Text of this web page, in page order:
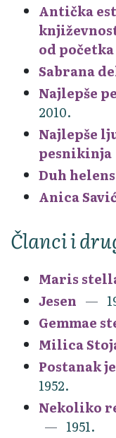
Antička
od
Sabrana
Najlepše
2010.
Najlepše
pesnikinja
Duh
Anica
Članci i
Maris
Jesen
Gemmae
Milica
Postanak
1952.
Nekoliko
1951.